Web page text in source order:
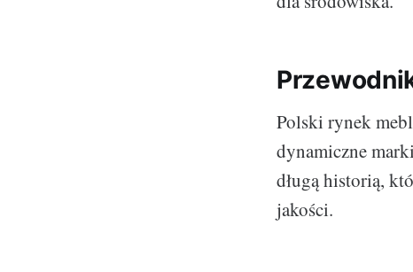
Polski rynek
dynamiczne
długą historią,
jakości.